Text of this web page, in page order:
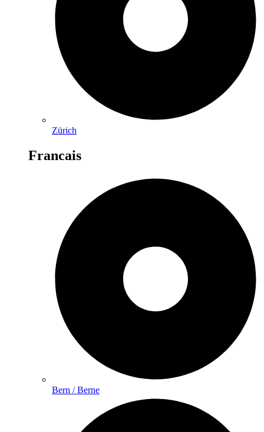
Zürich
Francais
Bern / Berne